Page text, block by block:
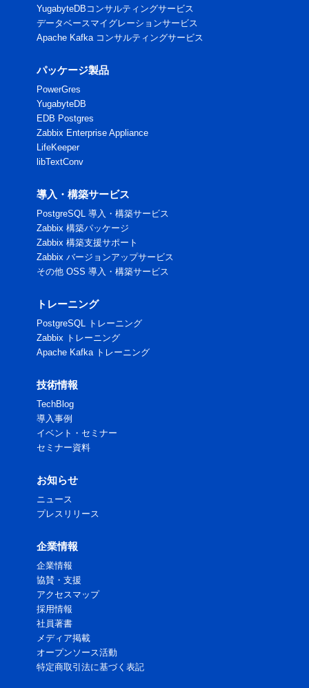
YugabyteDBコンサルティングサービス
データベースマイグレーションサービス
Apache Kafka コンサルティングサービス
パッケージ製品
PowerGres
YugabyteDB
EDB Postgres
Zabbix Enterprise Appliance
LifeKeeper
libTextConv
導入・構築サービス
PostgreSQL 導入・構築サービス
Zabbix 構築パッケージ
Zabbix 構築支援サポート
Zabbix バージョンアップサービス
その他 OSS 導入・構築サービス
トレーニング
PostgreSQL トレーニング
Zabbix トレーニング
Apache Kafka トレーニング
技術情報
TechBlog
導入事例
イベント・セミナー
セミナー資料
お知らせ
ニュース
プレスリリース
企業情報
企業情報
協賛・支援
アクセスマップ
採用情報
社員著書
メディア掲載
オープンソース活動
特定商取引法に基づく表記